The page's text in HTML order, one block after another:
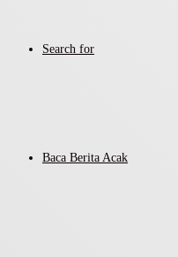
Search for
Baca Berita Acak